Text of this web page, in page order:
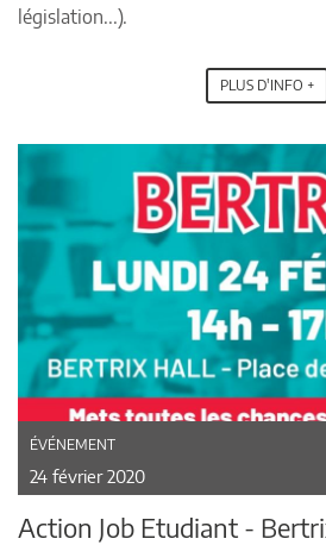
législation...).
PLUS D'INFO +
ÉVÉNEMENT
24 février 2020
Action Job Etudiant -